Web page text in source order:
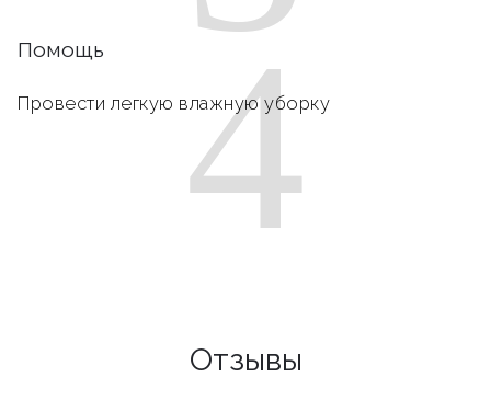
4
Помощь
Провести легкую влажную уборку
Отзывы